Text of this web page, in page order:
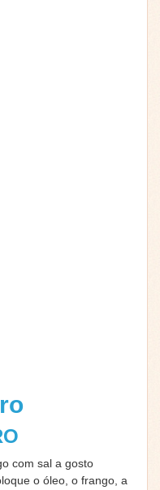
com sal a gosto
o óleo, o frango, a